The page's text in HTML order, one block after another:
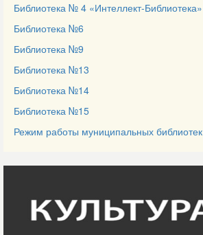
Библиотека № 4 «Интеллект-Библиотека»
Библиотека №6
Библиотека №9
Библиотека №13
Библиотека №14
Библиотека №15
Режим работы муниципальных библиотек